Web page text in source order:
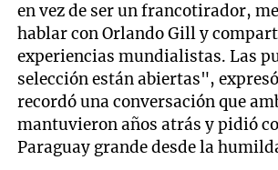
en vez de ser un francotirador,
hablar con Orlando Gill y
experiencias mundialistas. Las
selección están abiertas",
recordó una conversación que
mantuvieron años atrás y pidió
Paraguay grande desde la